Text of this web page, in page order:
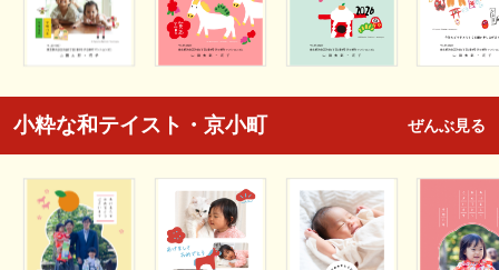
小粋な和テイスト・京小町 ぜんぶ見る